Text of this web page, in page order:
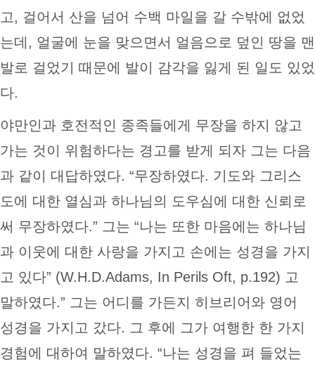
고, 걸어서 산을 넘어 수백 마일을 갈 수밖에 없었
는데, 얼굴에 눈을 맞으면서 얼음으로 덮인 땅을 맨
발로 걸었기 때문에 발이 감각을 잃게 된 일도 있었
다.
야만인과 호전적인 종족들에게 무장을 하지 않고
가는 것이 위험하다는 경고를 받게 되자 그는 다음
과 같이 대답하였다. “무장하였다. 기도와 그리스
도에 대한 열심과 하나님의 도우심에 대한 신뢰로
써 무장하였다.” 그는 “나는 또한 마음에는 하나님
과 이웃에 대한 사랑을 가지고 손에는 성경을 가지
고 있다” (W.H.D.Adams, In Perils Oft, p.192) 고
말하였다.” 그는 어디를 가든지 히브리어와 영어
성경을 가지고 갔다. 그 후에 그가 여행한 한 가지
경험에 대하여 말하였다. “나는 성경을 펴 들었는